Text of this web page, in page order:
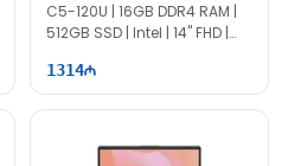
C5-120U | 16GB DDR4 RAM |
512GB SSD | Intel | 14" FHD |
1314